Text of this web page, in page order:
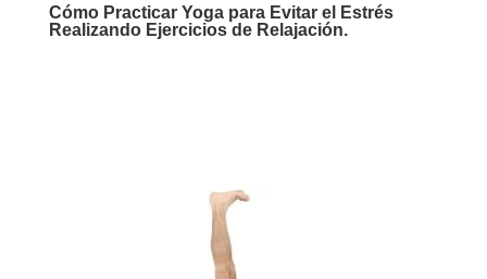
Cómo Practicar Yoga para Evitar el Estrés
Realizando Ejercicios de Relajación.